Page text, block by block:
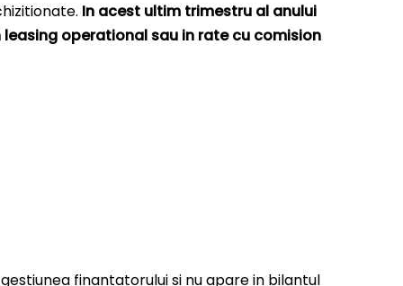
In acest ultim trimestru al anului
operational sau in rate cu comision
finantatorului si nu apare in bilantul